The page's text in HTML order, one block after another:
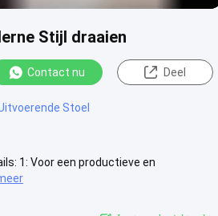
Stijl draaien
Contact nu Deel
Stoel
1: Voor een productieve en